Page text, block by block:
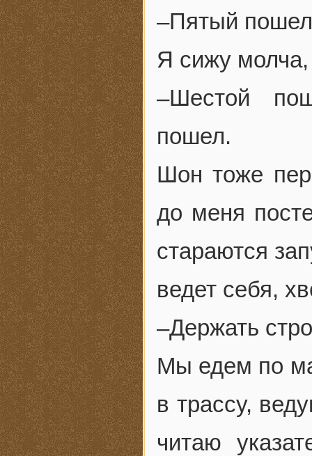
–Пятый
Я сижу
–Шестой
пошел.
Шон тоже
до меня
стараются
ведет себя,
–Держать
Мы едем по
в трассу,
читаю